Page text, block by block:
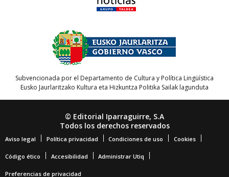
Subvencionada por el Departamento de Cultura y Política Lingüística
Eusko Jaurlaritzako Kultura eta Hizkuntza Politika Sailak lagunduta
© Editorial Iparraguirre, S.A
Todos los derechos reservados
Aviso legal Política privacidad Condiciones de uso Cookies
Código ético Accesibilidad Administrar Utiq
Preferencias de privacidad